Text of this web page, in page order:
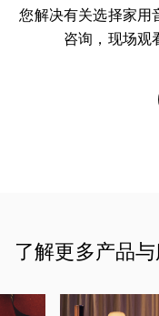
您解决有关选择家用
咨询，现场观
了解更多产品